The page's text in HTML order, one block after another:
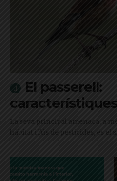
El passerell:
La seva principal amenaça, a
hàbitat i l'ús de pesticides, és el